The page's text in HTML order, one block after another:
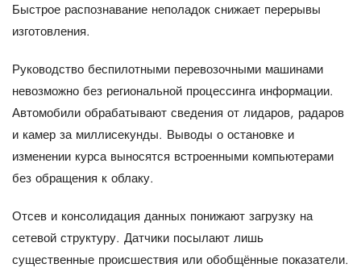
Быстрое распознавание неполадок снижает перерывы
изготовления.
Руководство беспилотными перевозочными машинами
невозможно без региональной процессинга информации.
Автомобили обрабатывают сведения от лидаров, радаров
и камер за миллисекунды. Выводы о остановке и
изменении курса выносятся встроенными компьютерами
без обращения к облаку.
Отсев и консолидация данных понижают загрузку на
сетевой структуру. Датчики посылают лишь
существенные происшествия или обобщённые показатели.